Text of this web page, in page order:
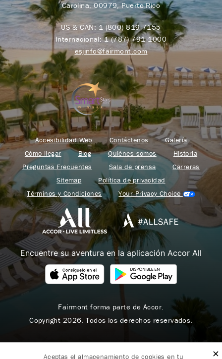
Carolina, 00979, Puerto Rico
US & CAN: 1 (800) 819-7155
Internacional:1 (787) 791-1000
esjinfo@fairmont.com
Accesibilidad Web Contáctenos
Galería
Cómo llegar
Blog Quiénes somos
Historia
Preguntas Frecuentes
Sala de prensa
Carreras
Sitemap
Política de privacidad
Términos y Condiciones
Your Privacy Choice
Encuentre su aventura en la aplicación Accor All
Fairmont forma parte de Accor.
Copyright 2026. Todos los derechos reservados.
Aceptas el almacenamiento de cookies en tu